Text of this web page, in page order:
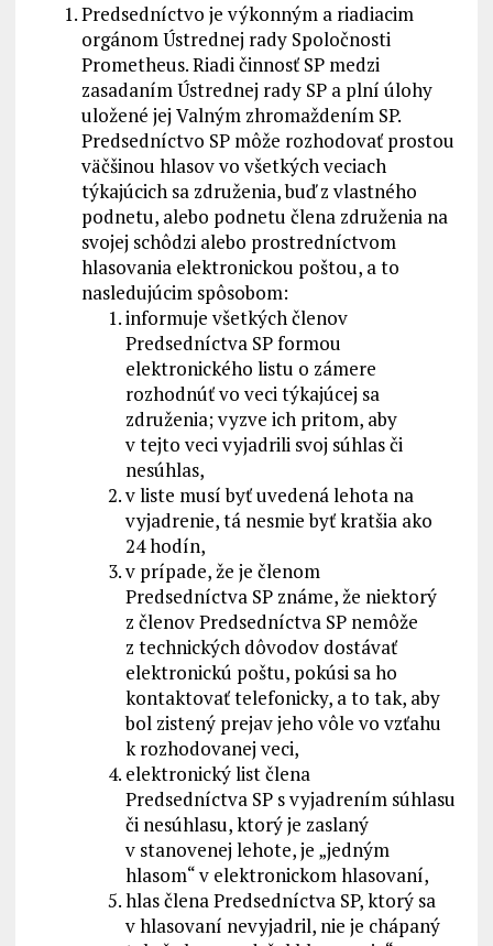
Predsedníctvo je výkonným a riadiacim
orgánom Ústrednej rady Spoločnosti
Prometheus. Riadi činnosť SP medzi
zasadaním Ústrednej rady SP a plní úlohy
uložené jej Valným zhromaždením SP.
Predsedníctvo SP môže rozhodovať prostou
väčšinou hlasov vo všetkých veciach
týkajúcich sa združenia, buď z vlastného
podnetu, alebo podnetu člena združenia na
svojej schôdzi alebo prostredníctvom
hlasovania elektronickou poštou, a to
nasledujúcim spôsobom:
informuje všetkých členov
Predsedníctva SP formou
elektronického listu o zámere
rozhodnúť vo veci týkajúcej sa
združenia; vyzve ich pritom, aby
v tejto veci vyjadrili svoj súhlas či
nesúhlas,
v liste musí byť uvedená lehota na
vyjadrenie, tá nesmie byť kratšia ako
24 hodín,
v prípade, že je členom
Predsedníctva SP známe, že niektorý
z členov Predsedníctva SP nemôže
z technických dôvodov dostávať
elektronickú poštu, pokúsi sa ho
kontaktovať telefonicky, a to tak, aby
bol zistený prejav jeho vôle vo vzťahu
k rozhodovanej veci,
elektronický list člena
Predsedníctva SP s vyjadrením súhlasu
či nesúhlasu, ktorý je zaslaný
v stanovenej lehote, je „jedným
hlasom“ v elektronickom hlasovaní,
hlas člena Predsedníctva SP, ktorý sa
v hlasovaní nevyjadril, nie je chápaný